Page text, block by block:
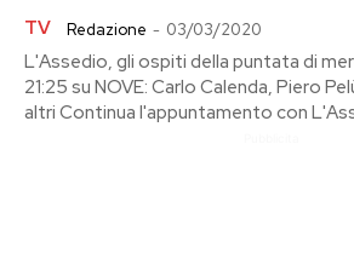
TV Redazione - 03/03/2020
L'Assedio, gli ospiti della puntata di
21:25 su NOVE: Carlo Calenda, Piero
altri Continua l'appuntamento con